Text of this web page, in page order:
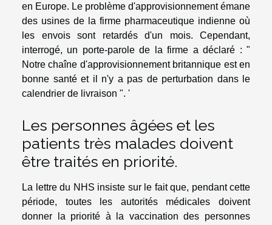
en Europe. Le problème d'approvisionnement émane
des usines de la firme pharmaceutique indienne où
les envois sont retardés d'un mois. Cependant,
interrogé, un porte-parole de la firme a déclaré : "
Notre chaîne d'approvisionnement britannique est en
bonne santé et il n'y a pas de perturbation dans le
calendrier de livraison ". '
Les personnes âgées et les
patients très malades doivent
être traités en priorité.
La lettre du NHS insiste sur le fait que, pendant cette
période, toutes les autorités médicales doivent
donner la priorité à la vaccination des personnes